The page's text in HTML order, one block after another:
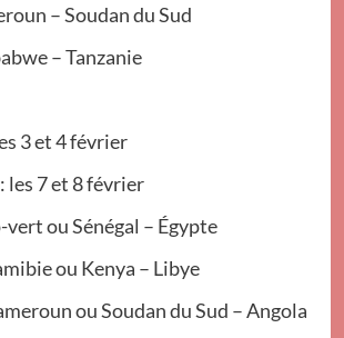
– Soudan du Sud
– Tanzanie
3 et 4 février
7 et 8 février
vert ou Sénégal – Égypte
ou Kenya – Libye
ou Soudan du Sud – Angola